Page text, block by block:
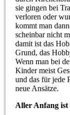
sie gingen bei
verloren oder
kommt man
scheinbar nicht
damit ist das
Grund, das
Wenn man bei
Kinder meist
und das für jede
neue Ansätze.
Aller Anfang ist